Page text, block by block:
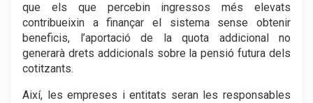
que els que percebin ingressos més elevats
contribueixin a finançar el sistema sense obtenir
beneficis, l’aportació de la quota addicional no
generarà drets addicionals sobre la pensió futura dels
cotitzants.
Així, les empreses i entitats seran les responsables